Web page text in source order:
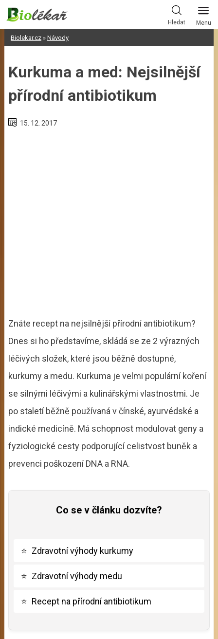
Skip
content
Hledat Menu
Biolekar.cz» Návody
Kurkuma a med: Nejsilnější
přírodní antibiotikum
15. 12. 2017
Znáte recept na nejsilnější přírodní antibiotikum?
Dnes si ho představíme, skládá se ze 2 výrazných
léčivých složek, které jsou běžně dostupné,
kurkumy a medu. Kurkuma je velmi populární koření
se silnými léčivými a kulinářskými vlastnostmi. Je
po staletí běžně používaná v čínské, ayurvédské a
indické medicíně. Má schopnost modulovat geny a
fyziologické cesty podporující celistvost buněk a
prevenci poškození DNA a RNA.
Co se v článku dozvíte?
⭐ Zdravotní výhody kurkumy
⭐ Zdravotní výhody medu
⭐ Recept na přírodní antibiotikum